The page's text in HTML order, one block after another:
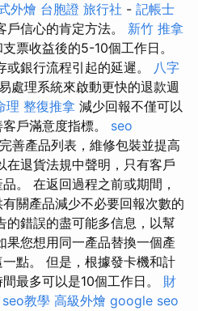
外燴 台胞證 旅行社 - 記帳士
戶信心的肯定方法。 新竹 推拿
票收益後的5-10個工作日。
或銀行流程引起的延遲。 八字
處理系統來啟動更快的退款週
理 整復推拿 減少回報不僅可以
戶滿意度指標。 seo
善產品列表，維修包裝並提高
在退貨法規中聲明，只有客戶
。 在返回過程之前或期間，
關產品減少不必要回報次數的
的錯誤的盡可能多信息，以幫
果您想用同一產品替換一個產
點。 但是，根據發卡機和計
最多可以是10個工作日。 財
seo教學 高級外燴 google seo